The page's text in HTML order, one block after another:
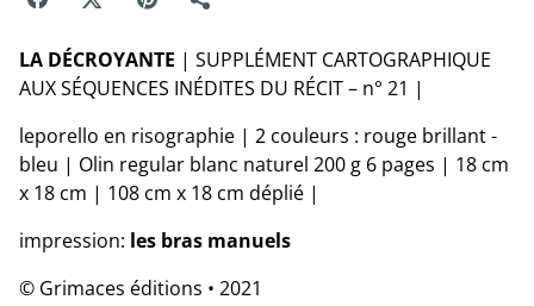
LA DÉCROYANTE | SUPPLÉMENT CARTOGRAPHIQUE
AUX SÉQUENCES INÉDITES DU RÉCIT – n° 21 |
leporello en risographie | 2 couleurs : rouge brillant -
bleu | Olin regular blanc naturel 200 g 6 pages | 18 cm
x 18 cm | 108 cm x 18 cm déplié |
impression: les bras manuels
© Grimaces éditions • 2021